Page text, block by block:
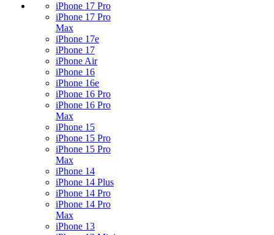
iPhone 17 Pro
iPhone 17 Pro
Max
iPhone 17e
iPhone 17
iPhone Air
iPhone 16
iPhone 16e
iPhone 16 Pro
iPhone 16 Pro
Max
iPhone 15
iPhone 15 Pro
iPhone 15 Pro
Max
iPhone 14
iPhone 14 Plus
iPhone 14 Pro
iPhone 14 Pro
Max
iPhone 13